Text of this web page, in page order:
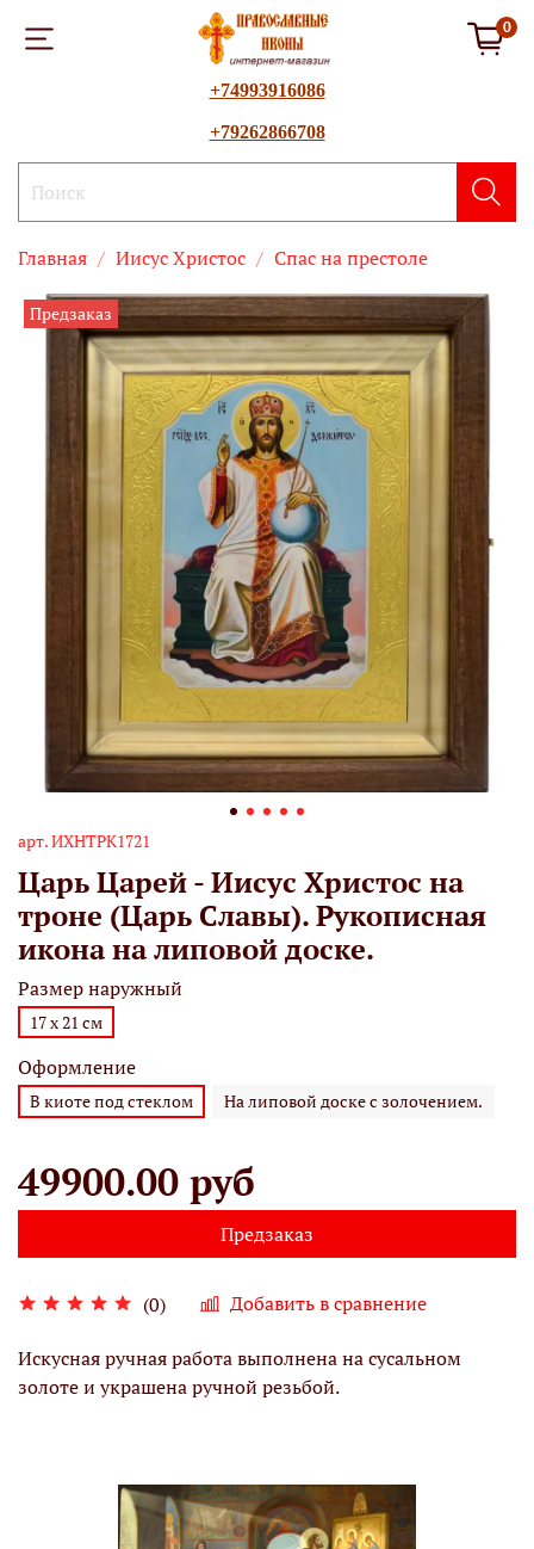
0
+74993916086
+79262866708
Главная Иисус Христос Спас на престоле
Предзаказ
арт.ИХНТРК1721
Царь Царей - Иисус Христос на
троне (Царь Славы). Рукописная
икона на липовой доске.
(0) Добавить в сравнение
Размер наружный
17 х 21 см
Оформление
В киоте под стеклом На липовой доске с золочением.
49900.00 руб
Предзаказ
Искусная ручная работа выполнена на сусальном
золоте и украшена ручной резьбой.